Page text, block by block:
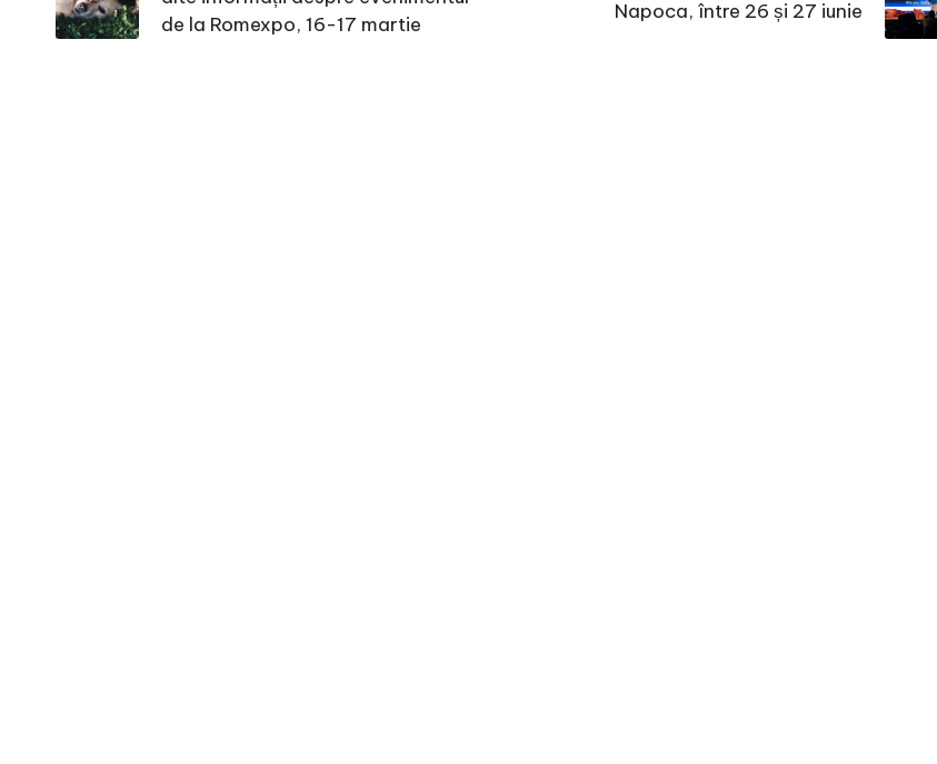
de la Romexpo, 16-17 martie
Napoca, între 26 și 27 iunie